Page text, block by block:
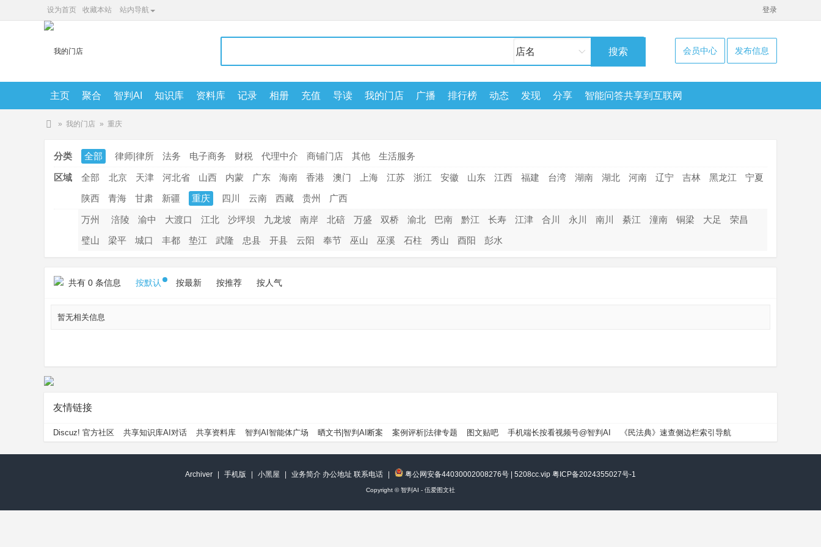
设为首页 收藏本站 站内导航 登录
搜索 会员中心 发布信息
主页 聚合 智判AI 知识库 资料库 记录 相册 充值 导读 我的门店 广播 排行榜 动态 发现 分享 智能问答共享到互联网
5208cc知识库智喂AI
» 我的门店 » 重庆
分类 全部 律师|律所 法务 电子商务 财税 代理中介 商铺门店 其他 生活服务
区域 全部 北京 天津 河北省 山西 内蒙 广东 海南 香港 澳门 上海 江苏 浙江 安徽 山东 江西 福建 台湾 湖南 湖北 河南 辽宁 吉林 黑龙江
宁夏
陕西
青海 甘肃 新疆 重庆 四川 云南 西藏 贵州 广西
万州 涪陵 渝中 大渡口 江北 沙坪坝 九龙坡 南岸 北碚 万盛 双桥 渝北 巴南 黔江 长寿 江津 合川 永川 南川 綦江 潼南 铜梁 大足
荣昌
璧山
梁平 城口 丰都 垫江 武隆 忠县 开县 云阳 奉节 巫山 巫溪 石柱 秀山 酉阳 彭水
共有 0 条信息 按默认 按最新 按推荐 按人气
暂无相关信息
友情链接
Discuz! 官方社区 共享知识库AI对话 共享资料库 智判AI智能体广场 晒文书|智判AI断案 案例评析|法律专题 图文贴吧 手机端长按看视频号@智判AI 《民法典》速查侧边栏索引导航
Archiver 手机版 小黑屋 业务简介 办公地址 联系电话 粤公网安备44030002008276号 5208cc.vip 粤ICP备2024355027号-1
Copyright ©智判AI - 伍爱图文社